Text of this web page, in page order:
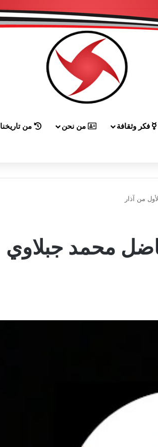
فكر وثقافة من نحن من تاريخنا
بمناسبة عيد الجيش
من آذار
محمد جبلاوي